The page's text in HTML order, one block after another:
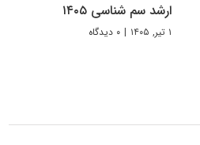
ارشد سم شناسی ۱۴۰۵
۱ تیر, ۱۴۰۵ | ۰ دیدگاه